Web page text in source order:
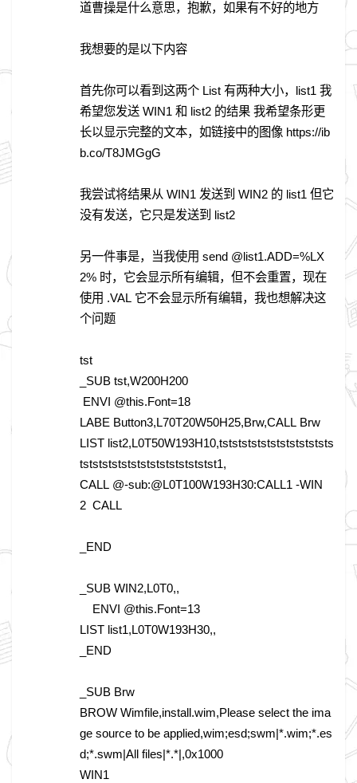
道曹操是什么意思，抱歉，如果有不好的地方
我想要的是以下内容
首先你可以看到这两个 List 有两种大小，list1 我
希望您发送 WIN1 和 list2 的结果 我希望条形更
长以显示完整的文本，如链接中的图像 https://ib
b.co/T8JMGgG
我尝试将结果从 WIN1 发送到 WIN2 的 list1 但它
没有发送，它只是发送到 list2
另一件事是，当我使用 send @list1.ADD=%LX
2% 时，它会显示所有编辑，但不会重置，现在
使用 .VAL 它不会显示所有编辑，我也想解决这
个问题
tst
_SUB tst,W200H200
ENVI @this.Font=18
LABE Button3,L70T20W50H25,Brw,CALL Brw
LIST list2,L0T50W193H10,tstststststststststststs
tstststststststststststststst1,
CALL @-sub:@L0T100W193H30:CALL1 -WIN
2 CALL
_END
_SUB WIN2,L0T0,,
ENVI @this.Font=13
LIST list1,L0T0W193H30,,
_END
_SUB Brw
BROW Wimfile,install.wim,Please select the ima
ge source to be applied,wim;esd;swm|*.wim;*.es
d;*.swm|All files|*.*|,0x1000
WIN1